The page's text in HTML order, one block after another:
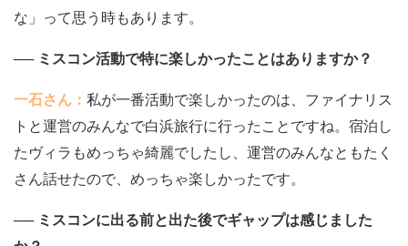
な」って思う時もあります。
── ミスコン活動で特に楽しかったことはありますか？
一石さん： 私が一番活動で楽しかったのは、ファイナリス
トと運営のみんなで白浜旅行に行ったことですね。宿泊し
たヴィラもめっちゃ綺麗でしたし、運営のみんなともたく
さん話せたので、めっちゃ楽しかったです。
── ミスコンに出る前と出た後でギャップは感じました